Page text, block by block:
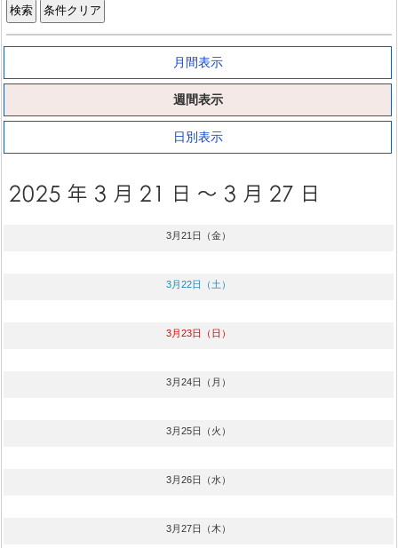
月間表示
週間表示
日別表示
3月21日（金）
3月22日（土）
3月23日（日）
3月24日（月）
3月25日（火）
3月26日（水）
3月27日（木）